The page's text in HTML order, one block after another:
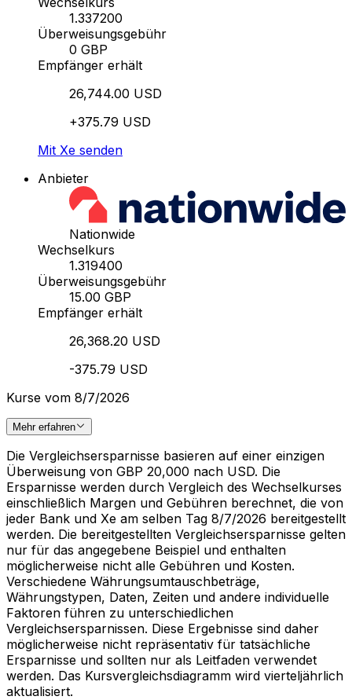
1.337200
Überweisungsgebühr
0 GBP
Empfänger erhält
26,744.00 USD
+375.79 USD
Mit Xe senden
Anbieter
Nationwide
Wechselkurs
1.319400
Überweisungsgebühr
15.00 GBP
Empfänger erhält
26,368.20 USD
-375.79 USD
Kurse vom 8/7/2026
Mehr erfahren
Die Vergleichsersparnisse basieren auf einer einzigen
Überweisung von GBP 20,000 nach USD. Die
Ersparnisse werden durch Vergleich des Wechselkurses
einschließlich Margen und Gebühren berechnet, die von
jeder Bank und Xe am selben Tag 8/7/2026 bereitgestellt
werden. Die bereitgestellten Vergleichsersparnisse gelten
nur für das angegebene Beispiel und enthalten
möglicherweise nicht alle Gebühren und Kosten.
Verschiedene Währungsumtauschbeträge,
Währungstypen, Daten, Zeiten und andere individuelle
Faktoren führen zu unterschiedlichen
Vergleichsersparnissen. Diese Ergebnisse sind daher
möglicherweise nicht repräsentativ für tatsächliche
Ersparnisse und sollten nur als Leitfaden verwendet
werden. Das Kursvergleichsdiagramm wird vierteljährlich
aktualisiert.